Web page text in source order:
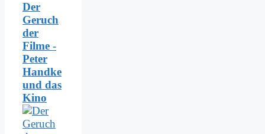
Der
Geruch
der
Filme -
Peter
Handke
und das
Kino